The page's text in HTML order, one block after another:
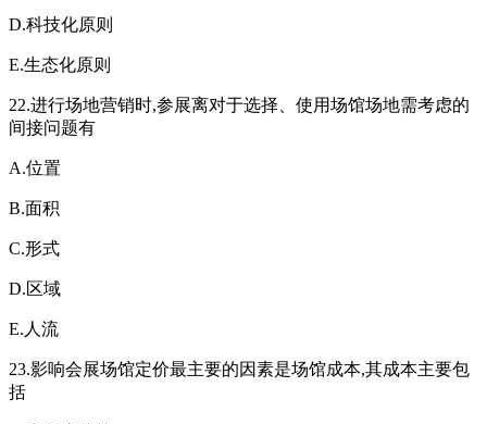
D.科技化原则
E.生态化原则
22.进行场地营销时,参展离对于选择、使用场馆场地需考虑的
间接问题有
A.位置
B.面积
C.形式
D.区域
E.人流
23.影响会展场馆定价最主要的因素是场馆成本,其成本主要包
括